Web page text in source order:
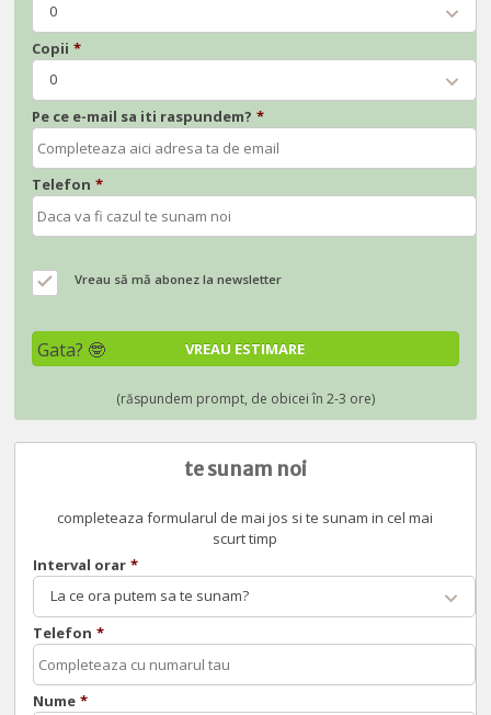
0
Copii *
0
Pe ce e-mail sa iti raspundem? *
Telefon *
Vreau să mă abonez la newsletter
te sunam noi
completeaza formularul de mai jos si te sunam in cel mai
scurt timp
Interval orar *
La ce ora putem sa te sunam?
Telefon *
Nume *